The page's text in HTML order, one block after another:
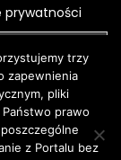
prywatności
Moda męska
trzy
zapewnienia
pliki
prawo
z Portalu bez